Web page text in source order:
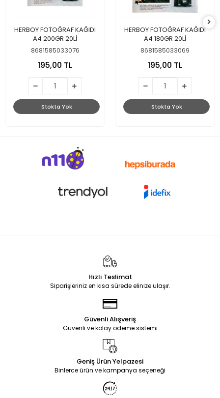
HERBOY FOTOĞRAF KAĞIDI
A4 200GR 20Lİ
8681585033076
195,00 TL
Stokta Yok
HERBOY FOTOĞRAF KAĞIDI
A4 180GR 20Lİ
8681585033069
195,00 TL
Stokta Yok
Hızlı Teslimat
Siparişleriniz en kısa sürede elinize ulaşır.
Güvenli Alışveriş
Güvenli ve kolay ödeme sistemi
Geniş Ürün Yelpazesi
Binlerce ürün ve kampanya seçeneği